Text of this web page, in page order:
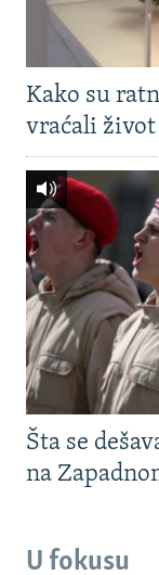
Kako su
vraćali život
Šta se
na
U fokusu